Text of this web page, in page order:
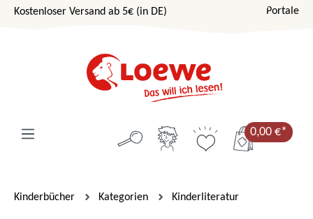
Zum Hauptinhalt springen
Kostenloser Versand ab 5€ (in DE) Portale
0,00 €*
Kinderbücher Kategorien Kinderliteratur